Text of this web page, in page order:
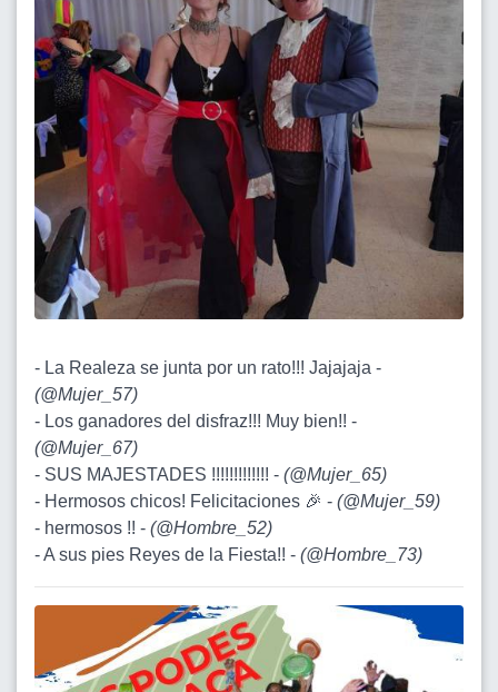
- La Realeza se junta por un rato!!! Jajajaja -
(@Mujer_57)
- Los ganadores del disfraz!!! Muy bien!! -
(@Mujer_67)
- SUS MAJESTADES !!!!!!!!!!!!! - (@Mujer_65)
- Hermosos chicos! Felicitaciones 🎉 - (@Mujer_59)
- hermosos !! - (@Hombre_52)
- A sus pies Reyes de la Fiesta!! - (@Hombre_73)